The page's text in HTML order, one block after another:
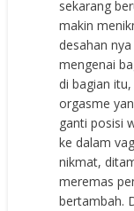
sekarang
makin
desahan
mengenai
di bagian
orgasme
ganti posisi
ke dalam
nikmat,
meremas
bertambah.